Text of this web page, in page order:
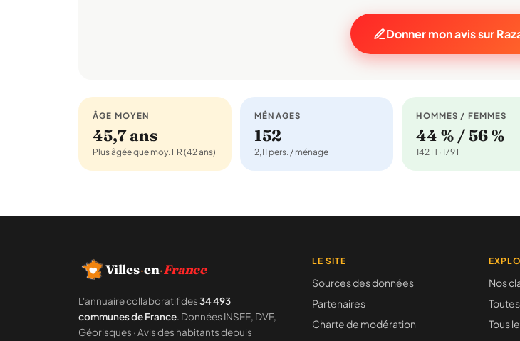
Donner mon avis sur
ÂGE MOYEN
45,7 ans
Plus âgée que moy. FR (42 ans)
MÉNAGES
152
2,11 pers. / ménage
HOMMES / FEMMES
44 % / 56 %
142 H · 179 F
Villes·en·France
L'annuaire collaboratif des34 493
communes de France. Données INSEE, DVF,
Géorisques · Avis des habitants depuis
LE SITE
Sources des données
Partenaires
Charte de modération
Nos
Tous